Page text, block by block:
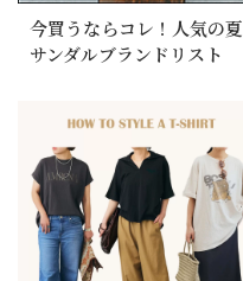
今買うならコレ！人気の夏
サンダルブランドリスト